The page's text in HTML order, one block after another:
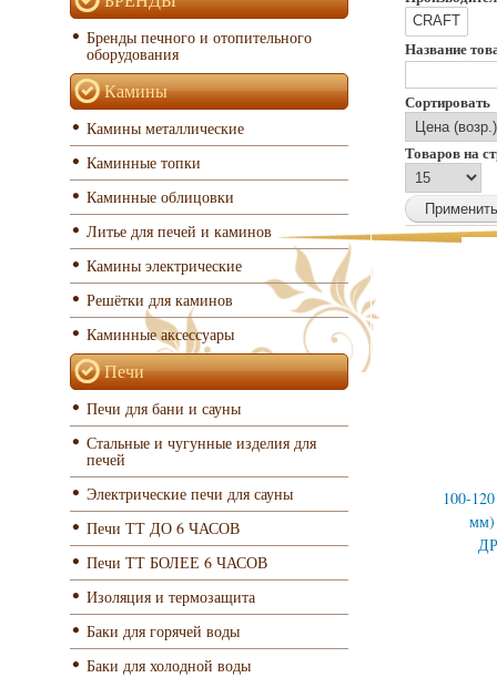
Название
Сортировать
Товаров на
100-
мм)
Бренды печного и отопительного
оборудования
Камины
Камины металлические
Каминные топки
Каминные облицовки
Литье для печей и каминов
Камины электрические
Решётки для каминов
Каминные аксессуары
Печи
Печи для бани и сауны
Стальные и чугунные изделия для
печей
Электрические печи для сауны
Печи ТТ ДО 6 ЧАСОВ
Печи ТТ БОЛЕЕ 6 ЧАСОВ
Изоляция и термозащита
Баки для горячей воды
Баки для холодной воды